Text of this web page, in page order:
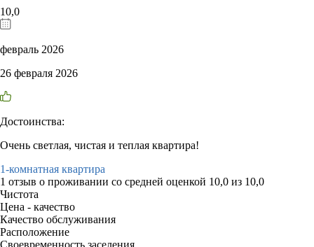
10,0
февраль 2026
26 февраля 2026
Достоинства:
Очень светлая, чистая и теплая квартира!
1-комнатная квартира
1 отзыв о проживании со средней оценкой 10,0 из 10,0
Чистота
Цена - качество
Качество обслуживания
Расположение
Своевременность заселения